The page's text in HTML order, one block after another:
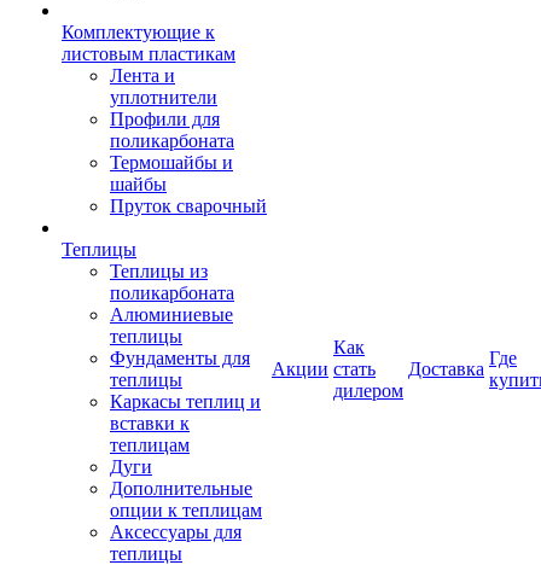
Комплектующие к
листовым пластикам
Лента и
уплотнители
Профили для
поликарбоната
Термошайбы и
шайбы
Пруток сварочный
Теплицы
Теплицы из
поликарбоната
Алюминиевые
теплицы
Фундаменты для
теплицы
Каркасы теплиц и
вставки к
теплицам
Дуги
Дополнительные
опции к теплицам
Аксессуары для
теплицы
Акции
Как
стать
дилером
Доставка
Где